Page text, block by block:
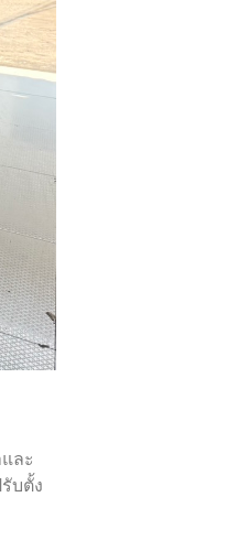
ละ
บตั้ง